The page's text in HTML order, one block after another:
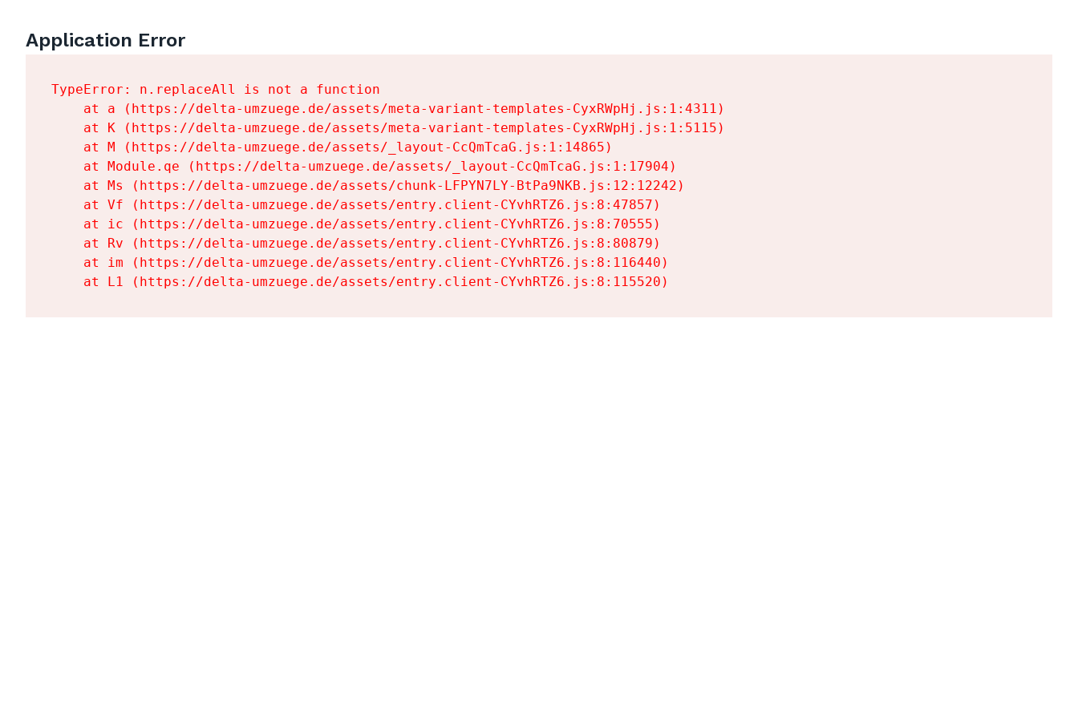
Application Error
TypeError: n.replaceAll is not a function
    at a (https://delta-umzuege.de/assets/meta-variant-templates-CyxRWpHj.js:1:4311)
    at K (https://delta-umzuege.de/assets/meta-variant-templates-CyxRWpHj.js:1:5115)
    at M (https://delta-umzuege.de/assets/_layout-CcQmTcaG.js:1:14865)
    at Module.qe (https://delta-umzuege.de/assets/_layout-CcQmTcaG.js:1:17904)
    at Ms (https://delta-umzuege.de/assets/chunk-LFPYN7LY-BtPa9NKB.js:12:12242)
    at Vf (https://delta-umzuege.de/assets/entry.client-CYvhRTZ6.js:8:47857)
    at ic (https://delta-umzuege.de/assets/entry.client-CYvhRTZ6.js:8:70555)
    at Rv (https://delta-umzuege.de/assets/entry.client-CYvhRTZ6.js:8:80879)
    at im (https://delta-umzuege.de/assets/entry.client-CYvhRTZ6.js:8:116440)
    at L1 (https://delta-umzuege.de/assets/entry.client-CYvhRTZ6.js:8:115520)